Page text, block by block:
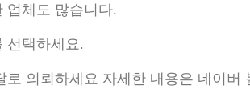
업체도 많습니다.
선택하세요.
의뢰하세요 자세한 내용은 네이버